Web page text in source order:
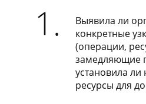
1.
Выявила ли
конкретные
(операции,
замедляющие
установила
ресурсы для